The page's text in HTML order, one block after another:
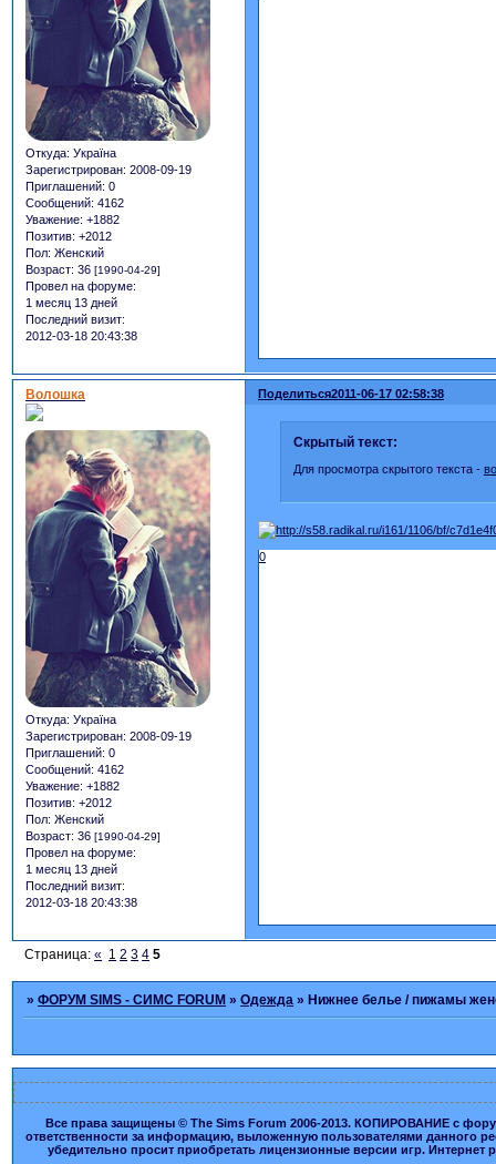
Откуда: Україна
Зарегистрирован: 2008-09-19
Приглашений: 0
Сообщений: 4162
Уважение: +1882
Позитив: +2012
Пол: Женский
Возраст: 36 [1990-04-29]
Провел на форуме:
1 месяц 13 дней
Последний визит:
2012-03-18 20:43:38
Поделиться2011-06-17 02:58:38
Волошка
Откуда: Україна
Зарегистрирован: 2008-09-19
Приглашений: 0
Сообщений: 4162
Уважение: +1882
Позитив: +2012
Пол: Женский
Возраст: 36 [1990-04-29]
Провел на форуме:
1 месяц 13 дней
Последний визит:
2012-03-18 20:43:38
Скрытый текст:
Для просмотра скрытого текста -
0
Страница:« 1 2 3 4 5
»ФОРУМ SIMS - СИМС FORUM »Одежда » Нижнее белье / пижамы
Все права защищены © The Sims Forum 2006-2013. КОПИРОВАНИЕ с
ответственности за информацию, выложенную пользователями данного
убедительно просит приобретать лицензионные версии игр.